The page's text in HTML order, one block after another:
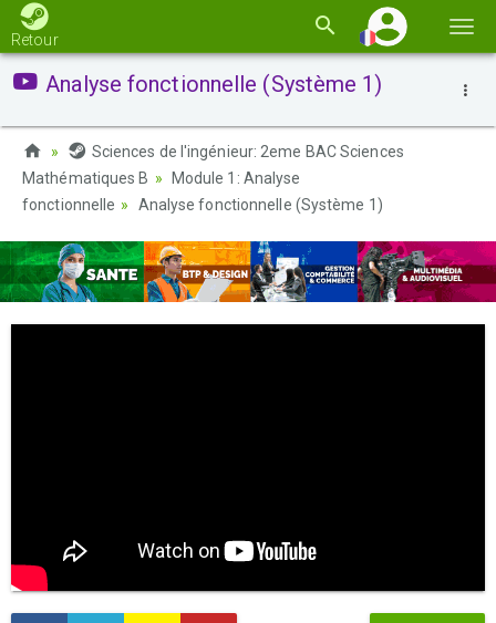
la
Retour
Analyse fonctionnelle (Système 1)
Sciences de l'ingénieur: 2eme BAC Sciences
Mathématiques B
Module 1: Analyse
fonctionnelle
Analyse fonctionnelle (Système 1)